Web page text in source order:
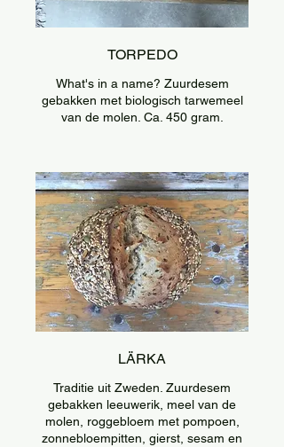
TORPEDO
What's in a name? Zuurdesem
gebakken met biologisch tarwemeel
van de molen. Ca. 450 gram.
LÄRKA
Traditie uit Zweden. Zuurdesem
gebakken leeuwerik, meel van de
molen, roggebloem met pompoen,
zonnebloempitten, gierst, sesam en